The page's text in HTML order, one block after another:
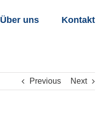
Über uns Kontakt
Previous Next